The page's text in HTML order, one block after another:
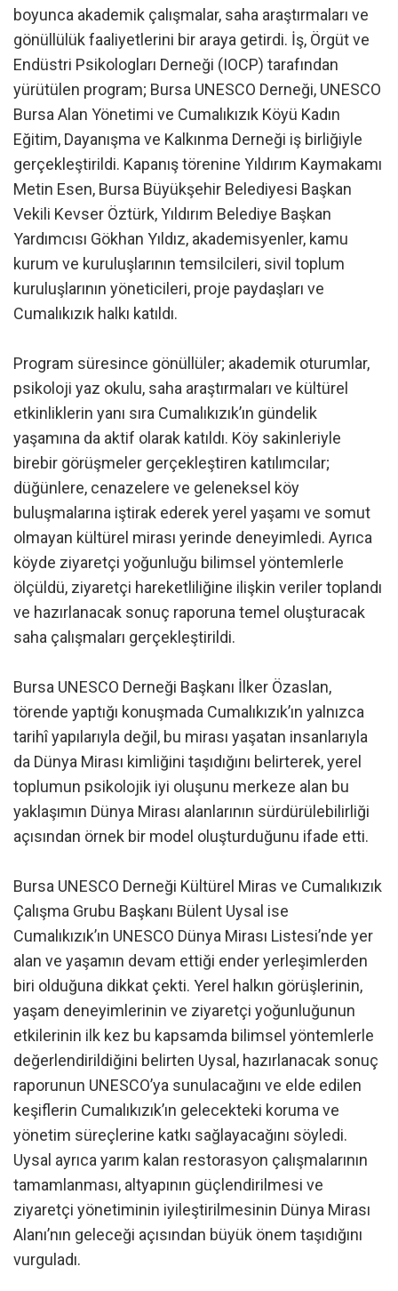
boyunca akademik çalışmalar, saha araştırmaları ve
gönüllülük faaliyetlerini bir araya getirdi. İş, Örgüt ve
Endüstri Psikologları Derneği (IOCP) tarafından
yürütülen program; Bursa UNESCO Derneği, UNESCO
Bursa Alan Yönetimi ve Cumalıkızık Köyü Kadın
Eğitim, Dayanışma ve Kalkınma Derneği iş birliğiyle
gerçekleştirildi. Kapanış törenine Yıldırım Kaymakamı
Metin Esen, Bursa Büyükşehir Belediyesi Başkan
Vekili Kevser Öztürk, Yıldırım Belediye Başkan
Yardımcısı Gökhan Yıldız, akademisyenler, kamu
kurum ve kuruluşlarının temsilcileri, sivil toplum
kuruluşlarının yöneticileri, proje paydaşları ve
Cumalıkızık halkı katıldı.
Program süresince gönüllüler; akademik oturumlar,
psikoloji yaz okulu, saha araştırmaları ve kültürel
etkinliklerin yanı sıra Cumalıkızık’ın gündelik
yaşamına da aktif olarak katıldı. Köy sakinleriyle
birebir görüşmeler gerçekleştiren katılımcılar;
düğünlere, cenazelere ve geleneksel köy
buluşmalarına iştirak ederek yerel yaşamı ve somut
olmayan kültürel mirası yerinde deneyimledi. Ayrıca
köyde ziyaretçi yoğunluğu bilimsel yöntemlerle
ölçüldü, ziyaretçi hareketliliğine ilişkin veriler toplandı
ve hazırlanacak sonuç raporuna temel oluşturacak
saha çalışmaları gerçekleştirildi.
Bursa UNESCO Derneği Başkanı İlker Özaslan,
törende yaptığı konuşmada Cumalıkızık’ın yalnızca
tarihî yapılarıyla değil, bu mirası yaşatan insanlarıyla
da Dünya Mirası kimliğini taşıdığını belirterek, yerel
toplumun psikolojik iyi oluşunu merkeze alan bu
yaklaşımın Dünya Mirası alanlarının sürdürülebilirliği
açısından örnek bir model oluşturduğunu ifade etti.
Bursa UNESCO Derneği Kültürel Miras ve Cumalıkızık
Çalışma Grubu Başkanı Bülent Uysal ise
Cumalıkızık’ın UNESCO Dünya Mirası Listesi’nde yer
alan ve yaşamın devam ettiği ender yerleşimlerden
biri olduğuna dikkat çekti. Yerel halkın görüşlerinin,
yaşam deneyimlerinin ve ziyaretçi yoğunluğunun
etkilerinin ilk kez bu kapsamda bilimsel yöntemlerle
değerlendirildiğini belirten Uysal, hazırlanacak sonuç
raporunun UNESCO’ya sunulacağını ve elde edilen
keşiflerin Cumalıkızık’ın gelecekteki koruma ve
yönetim süreçlerine katkı sağlayacağını söyledi.
Uysal ayrıca yarım kalan restorasyon çalışmalarının
tamamlanması, altyapının güçlendirilmesi ve
ziyaretçi yönetiminin iyileştirilmesinin Dünya Mirası
Alanı’nın geleceği açısından büyük önem taşıdığını
vurguladı.